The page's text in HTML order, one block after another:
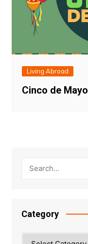
Living Abroad
Cinco de Mayo
Category